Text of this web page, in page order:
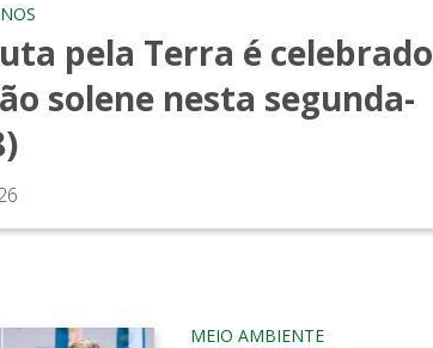
pela Terra é celebrado
solene nesta segunda-
MEIO AMBIENTE